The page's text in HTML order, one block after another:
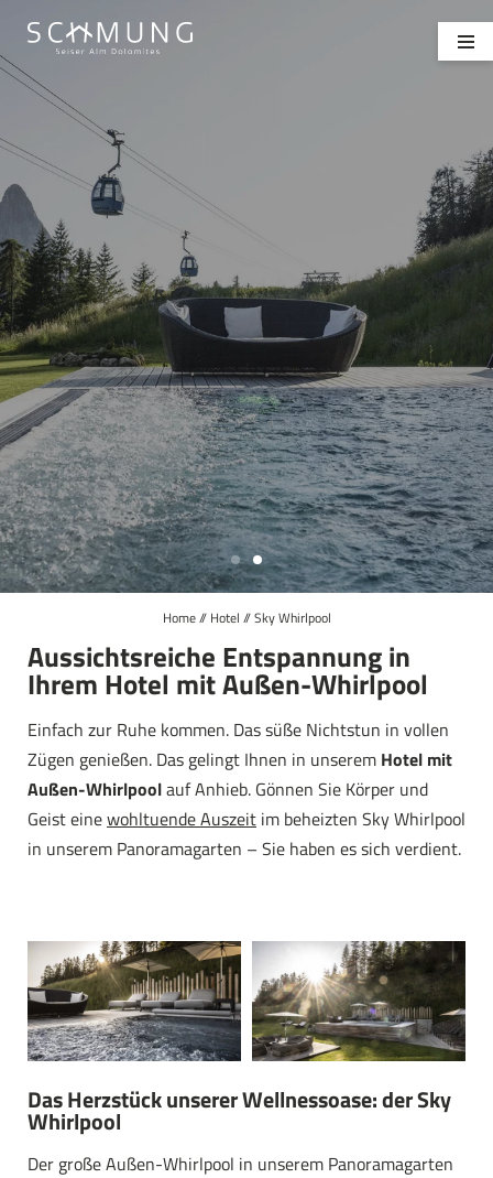
ZIMMER & PREISE
KULINARIK
BUCHEN
Hotel
Kulinarik
Wellness
Lage und Anreise
Online-Anzahlung
Bildergalerie
Social Media
Zimmer & Preise
DE IT EN
Home// Hotel //Sky Whirlpool
Aussichtsreiche Entspannung in
Ihrem Hotel mit Außen-Whirlpool
Einfach zur Ruhe kommen. Das süße Nichtstun in vollen
Zügen genießen. Das gelingt Ihnen in unserem Hotel mit
Außen-Whirlpoolauf Anhieb. Gönnen Sie Körper und
Geist einewohltuende Auszeit im beheizten Sky Whirlpool
in unserem Panoramagarten – Sie haben es sich verdient.
Das Herzstück unserer Wellnessoase: der Sky
Whirlpool
Der große Außen-Whirlpool in unserem Panoramagarten